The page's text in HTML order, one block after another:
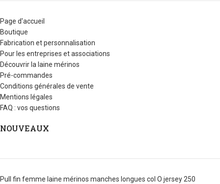
Page d'accueil
Boutique
Fabrication et personnalisation
Pour les entreprises et associations
Découvrir la laine mérinos
Pré-commandes
Conditions générales de vente
Mentions légales
FAQ : vos questions
NOUVEAUX
Pull fin femme laine mérinos manches longues col O jersey 250